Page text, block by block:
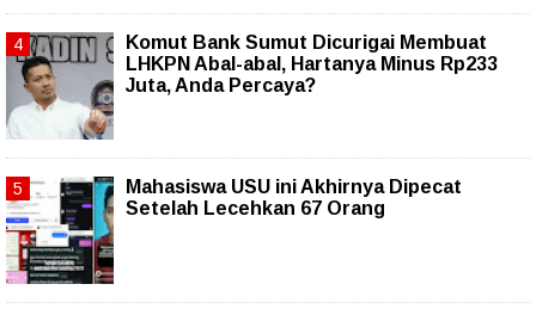
Komut Bank Sumut Dicurigai Membuat
LHKPN Abal-abal, Hartanya Minus Rp233
Juta, Anda Percaya?
Mahasiswa USU ini Akhirnya Dipecat
Setelah Lecehkan 67 Orang